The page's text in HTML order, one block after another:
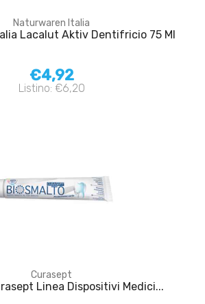
Naturwaren Italia
Lacalut Aktiv Dentifricio 75 Ml
€4,92
Listino: €6,20
Curasept
Linea Dispositivi Medici...